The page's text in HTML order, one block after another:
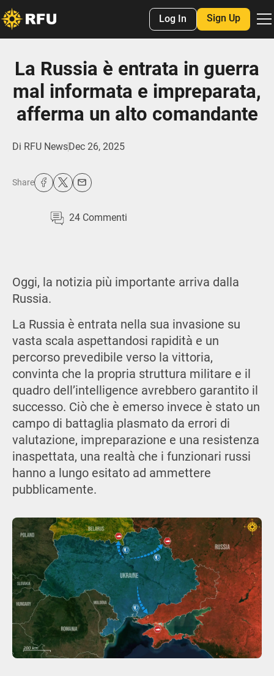
Log In Sign Up
La Russia è entrata in guerra
mal informata e impreparata,
afferma un alto comandante
Di RFU NewsDec 26, 2025
Share
24 Commenti
Oggi, la notizia più importante arriva dalla
Russia.
La Russia è entrata nella sua invasione su
vasta scala aspettandosi rapidità e un
percorso prevedibile verso la vittoria,
convinta che la propria struttura militare e il
quadro dell’intelligence avrebbero garantito il
successo. Ciò che è emerso invece è stato un
campo di battaglia plasmato da errori di
valutazione, impreparazione e una resistenza
inaspettata, una realtà che i funzionari russi
hanno a lungo esitato ad ammettere
pubblicamente.